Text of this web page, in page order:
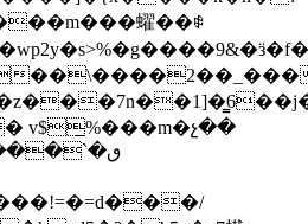
蠗��ꑗ
��\����2��_���
v$̲%���m�չ��